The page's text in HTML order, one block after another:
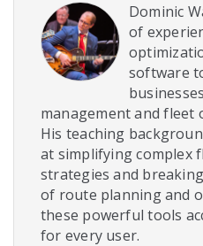
Dominic
of
software
management and fleet
His teaching
at simplifying complex
strategies and
of route planning and
these powerful tools
for every user.